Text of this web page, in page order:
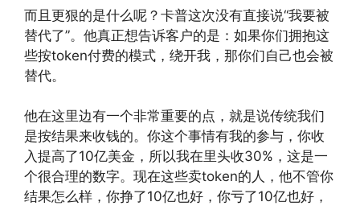
而且更狠的是什么呢？卡普这次没有直接说“我要被
替代了”。他真正想告诉客户的是：如果你们拥抱这
些按token付费的模式，绕开我，那你们自己也会被
替代。
他在这里边有一个非常重要的点，就是说传统我们
是按结果来收钱的。你这个事情有我的参与，你收
入提高了10亿美金，所以我在里头收30%，这是一
个很合理的数字。现在这些卖token的人，他不管你
结果怎么样，你挣了10亿也好，你亏了10亿也好，